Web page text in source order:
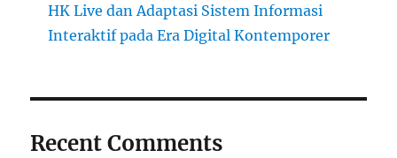
HK Live dan Adaptasi Sistem Informasi
Interaktif pada Era Digital Kontemporer
Recent Comments